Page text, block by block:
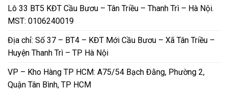
Lô 33 BT5 KĐT Cầu Bươu – Tân Triều – Thanh Trì – Hà Nội.
MST: 0106240019
Địa chỉ: Số 37 – BT4 – KĐT Mới Cầu Bươu – Xã Tân Triều –
Huyện Thanh Trì – TP Hà Nội
VP – Kho Hàng TP HCM: A75/54 Bạch Đằng, Phường 2,
Quận Tân Bình, TP HCM